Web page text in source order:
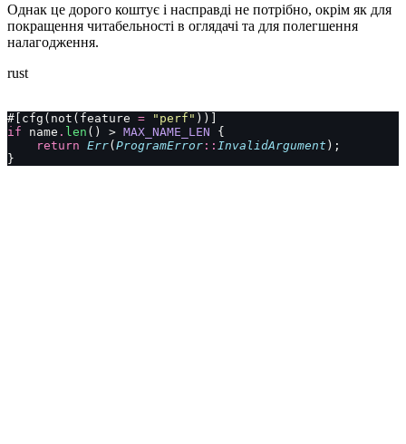
Однак це дорого коштує і насправді не потрібно, окрім як для
покращення читабельності в оглядачі та для полегшення
налагодження.
rust
#[cfg(not(feature = "perf" ))]
if name . len () > MAX_NAME_LEN {
    return
Err(ProgramError :: InvalidArgument );
}